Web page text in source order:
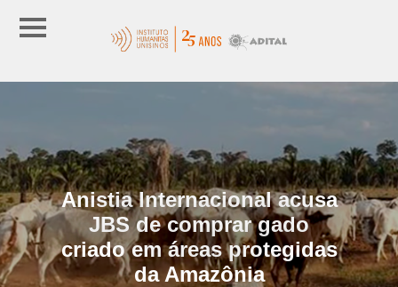
Anistia Internacional acusa
JBS de comprar gado
criado em áreas protegidas
da Amazônia